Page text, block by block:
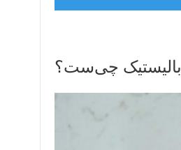
بالیستیک چی‌ست؟